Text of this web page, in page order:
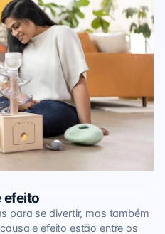
efeito
para se divertir, mas também
e efeito estão entre os